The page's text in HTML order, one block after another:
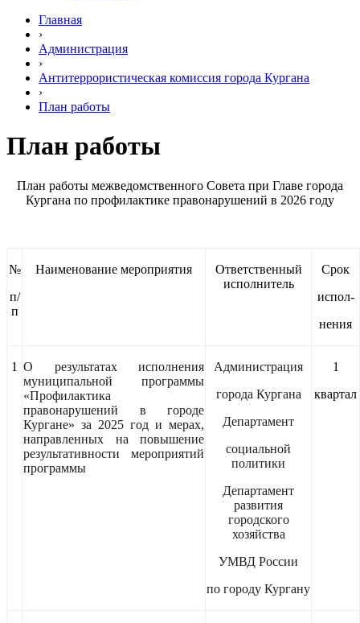
Главная
›
Администрация
›
Антитеррористическая комиссия города Кургана
›
План работы
План работы
План работы межведомственного Совета при Главе города
Кургана по профилактике правонарушений в 2026 году
№
п/
п
Наименование мероприятия
Ответственный
исполнитель
Срок
испол-
нения
1 О результатах исполнения
муниципальной программы
«Профилактика
правонарушений в городе
Кургане» за 2025 год и мерах,
направленных на повышение
результативности мероприятий
программы
Администрация
города Кургана
Департамент
социальной
политики
Департамент
развития
городского
хозяйства
УМВД России
по городу Кургану
1
квартал